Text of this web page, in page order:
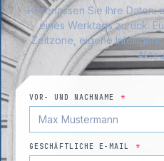
Hinterlassen Sie Ihre Daten:
eines Werktags zurück.
Zeitzone, eigene
VOR- UND NACHNAME *
GESCHÄFTLICHE E-MAIL *